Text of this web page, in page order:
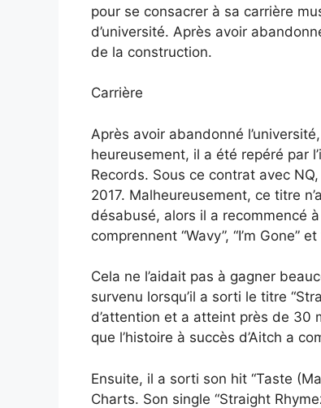
pour se consacrer à sa carrière
d’université. Après avoir
de la construction.
Carrière
Après avoir abandonné
heureusement, il a été repéré par
Records. Sous ce contrat avec
2017. Malheureusement, ce titre
désabusé, alors il a recommencé
comprennent “Wavy”, “I’m Gone”
Cela ne l’aidait pas à gagner
survenu lorsqu’il a sorti le titre
d’attention et a atteint près de 30
que l’histoire à succès d’Aitch a
Ensuite, il a sorti son hit “Taste
Charts. Son single “Straight